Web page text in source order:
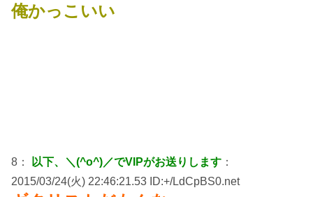
俺かっこいい
8： 以下、＼(^o^)／でVIPがお送りします ：
2015/03/24(火) 22:46:21.53 ID:+/LdCpBS0.net